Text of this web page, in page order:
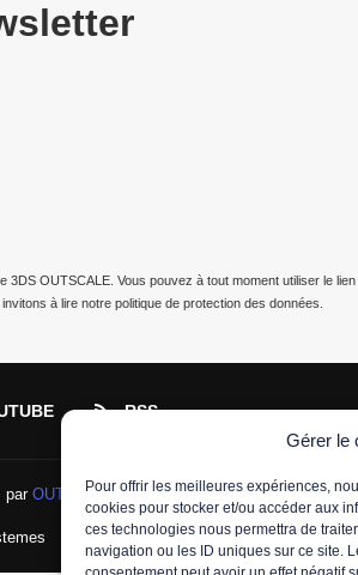
Gérer le
Pour offrir les meilleures expériences,
cookies pour stocker et/ou accéder aux
ces technologies nous permettra de
navigation ou les ID uniques sur ce site.
OUTSCALE. Vous pouvez à tout moment utiliser le
à lire notre politique de protection des données.
RSS
parOUTSCALE